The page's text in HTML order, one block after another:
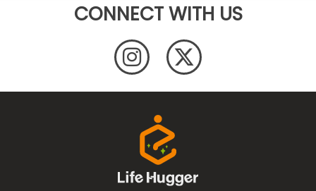
CONNECT WITH US